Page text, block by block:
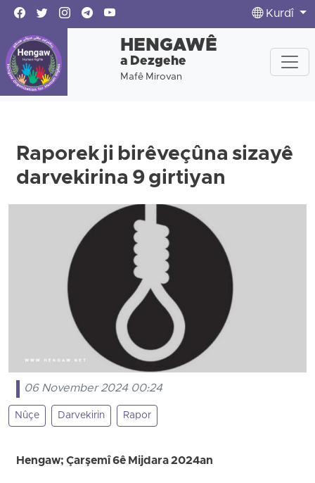
Kurdî
HENGAWÊ
a Dezgehe
Mafê Mirovan
Raporek ji birêveçûna sizayê
darvekirina 9 girtiyan
06 November 2024 00:24
Nûçe Darvekirin Rapor
Hengaw; Çarşemî 6ê Mijdara 2024an